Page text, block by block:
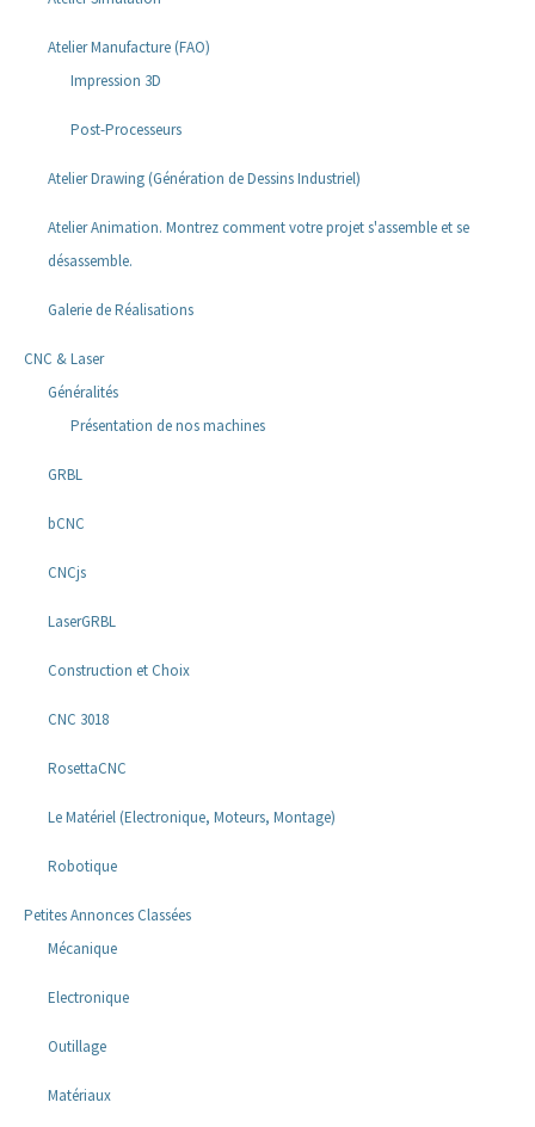
Atelier Manufacture (FAO)
Impression 3D
Post-Processeurs
Atelier Drawing (Génération de Dessins Industriel)
Atelier Animation. Montrez comment votre projet s'assemble et se
désassemble.
Galerie de Réalisations
CNC & Laser
Généralités
Présentation de nos machines
GRBL
bCNC
CNCjs
LaserGRBL
Construction et Choix
CNC 3018
RosettaCNC
Le Matériel (Electronique, Moteurs, Montage)
Robotique
Petites Annonces Classées
Mécanique
Electronique
Outillage
Matériaux